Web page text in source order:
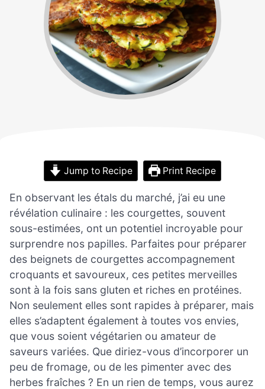
Jump to Recipe Print Recipe
En observant les étals du marché, j’ai eu une
révélation culinaire : les courgettes, souvent
sous-estimées, ont un potentiel incroyable pour
surprendre nos papilles. Parfaites pour préparer
des beignets de courgettes accompagnement
croquants et savoureux, ces petites merveilles
sont à la fois sans gluten et riches en protéines.
Non seulement elles sont rapides à préparer, mais
elles s’adaptent également à toutes vos envies,
que vous soient végétarien ou amateur de
saveurs variées. Que diriez-vous d’incorporer un
peu de fromage, ou de les pimenter avec des
herbes fraîches ? En un rien de temps, vous aurez